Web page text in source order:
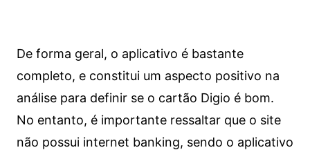
De forma geral, o aplicativo é bastante
completo, e constitui um aspecto positivo na
análise para definir se o cartão Digio é bom.
No entanto, é importante ressaltar que o site
não possui internet banking, sendo o aplicativo